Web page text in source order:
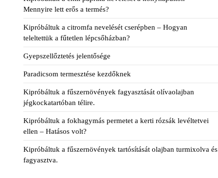
Mennyire lett erős a termés?
Kipróbáltuk a citromfa nevelését cserépben – Hogyan
teleltettük a fűtetlen lépcsőházban?
Gyepszellőztetés jelentősége
Paradicsom termesztése kezdőknek
Kipróbáltuk a fűszernövények fagyasztását olívaolajban
jégkockatartóban télire.
Kipróbáltuk a fokhagymás permetet a kerti rózsák levéltetvei
ellen – Hatásos volt?
Kipróbáltuk a fűszernövények tartósítását olajban turmixolva és
fagyasztva.